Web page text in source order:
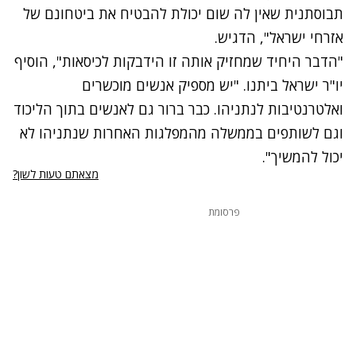
תבוסתנית שאין לה שום יכולת להבטיח את ביטחונם של
אזרחי ישראל", הדגיש.
"הדבר היחיד שמחזיק אותה זו הידבקות לכיסאות", הוסיף
יו"ר ישראל ביתנו. "יש מספיק אנשים מוכשרים
ואלטרנטיבות לנתניהו. כבר ברור גם לאנשים בתוך הליכוד
וגם לשותפים בממשלה מהמפלגות האחרות שנתניהו לא
יכול להמשיך".
מצאתם טעות לשון?
פרסומת